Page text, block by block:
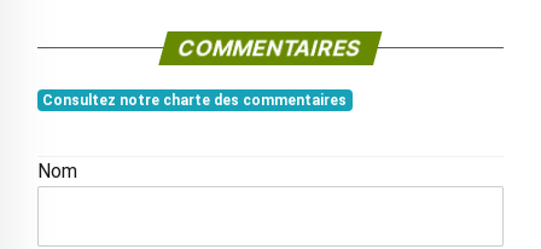
COMMENTAIRES
Consultez notre charte des commentaires
Nom